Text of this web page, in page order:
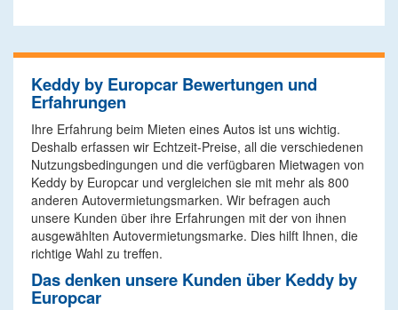
Keddy by Europcar Bewertungen und
Erfahrungen
Ihre Erfahrung beim Mieten eines Autos ist uns wichtig.
Deshalb erfassen wir Echtzeit-Preise, all die verschiedenen
Nutzungsbedingungen und die verfügbaren Mietwagen von
Keddy by Europcar und vergleichen sie mit mehr als 800
anderen Autovermietungsmarken. Wir befragen auch
unsere Kunden über ihre Erfahrungen mit der von ihnen
ausgewählten Autovermietungsmarke. Dies hilft Ihnen, die
richtige Wahl zu treffen.
Das denken unsere Kunden über Keddy by
Europcar